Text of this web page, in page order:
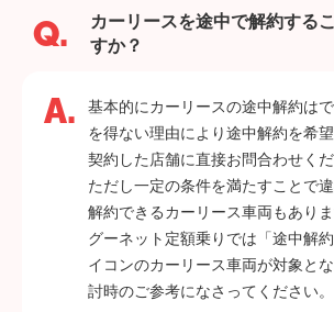
カーリースを途中で解約する
すか？
基本的にカーリースの途中解約は
を得ない理由により途中解約を希望
契約した店舗に直接お問合わせくだ
ただし一定の条件を満たすことで
解約できるカーリース車両もありま
グーネット定額乗りでは「途中解
イコンのカーリース車両が対象と
討時のご参考になさってください。